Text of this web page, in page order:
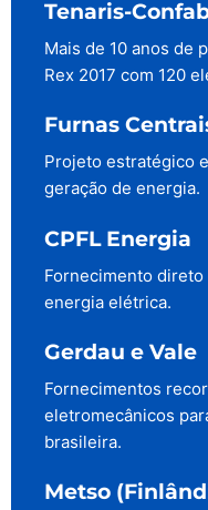
Tenaris-
Mais de 10 anos de
Rex 2017 com 120
Furnas
Projeto estratégico
geração de energia.
CPFL Energia
Fornecimento
energia elétrica.
Gerdau e Vale
Fornecimentos
eletromecânicos
brasileira.
Metso